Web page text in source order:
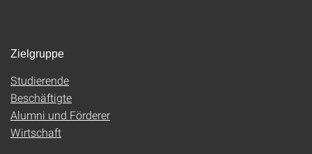
Zielgruppe
Studierende
Beschäftigte
Alumni und Förderer
Wirtschaft